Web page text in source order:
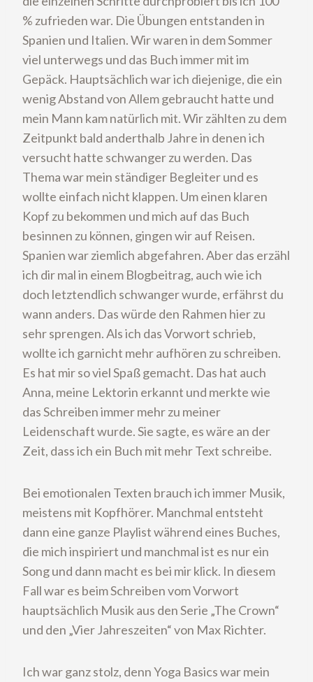
% zufrieden war. Die Übungen entstanden in
Spanien und Italien. Wir waren in dem Sommer
viel unterwegs und das Buch immer mit im
Gepäck. Hauptsächlich war ich diejenige, die ein
wenig Abstand von Allem gebraucht hatte und
mein Mann kam natürlich mit. Wir zählten zu dem
Zeitpunkt bald anderthalb Jahre in denen ich
versucht hatte schwanger zu werden. Das
Thema war mein ständiger Begleiter und es
wollte einfach nicht klappen. Um einen klaren
Kopf zu bekommen und mich auf das Buch
besinnen zu können, gingen wir auf Reisen.
Spanien war ziemlich abgefahren. Aber das erzähl
ich dir mal in einem Blogbeitrag, auch wie ich
doch letztendlich schwanger wurde, erfährst du
wann anders. Das würde den Rahmen hier zu
sehr sprengen. Als ich das Vorwort schrieb,
wollte ich garnicht mehr aufhören zu schreiben.
Es hat mir so viel Spaß gemacht. Das hat auch
Anna, meine Lektorin erkannt und merkte wie
das Schreiben immer mehr zu meiner
Leidenschaft wurde. Sie sagte, es wäre an der
Zeit, dass ich ein Buch mit mehr Text schreibe.
Bei emotionalen Texten brauch ich immer Musik,
meistens mit Kopfhörer. Manchmal entsteht
dann eine ganze Playlist während eines Buches,
die mich inspiriert und manchmal ist es nur ein
Song und dann macht es bei mir klick. In diesem
Fall war es beim Schreiben vom Vorwort
hauptsächlich Musik aus den Serie „The Crown“
und den „Vier Jahreszeiten“ von Max Richter.
Ich war ganz stolz, denn Yoga Basics war mein